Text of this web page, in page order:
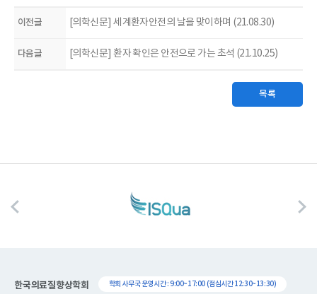
이전글 [의학신문] 세계환자안전의 날을 맞이하며 (21.08.30)
다음글 [의학신문] 환자 확인은 안전으로 가는 초석 (21.10.25)
목록
한국의료질향상학회 학회 사무국 운영시간 : 9:00~17:00 (점심시간 12:30~13:30)